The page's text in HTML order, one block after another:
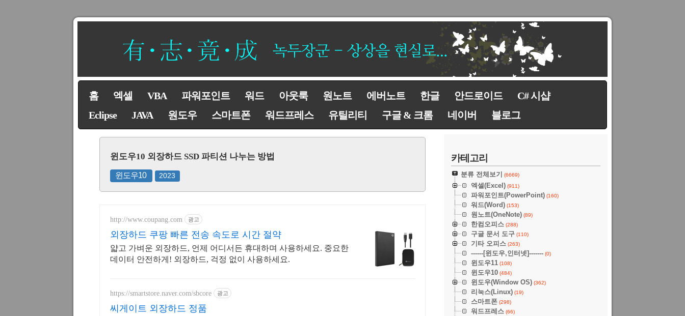
홈 엑셀 VBA 파워포인트 워드 아웃룩 원노트 에버노트 한글 안드로이드
C# 시샵
Eclipse
JAVA 원도우 스마트폰 워드프레스 유틸리티 구글 & 크롬 네이버 블로그
윈도우10 외장하드 SSD 파티션 나누는 방법
윈도우10 2023
http://www.coupang.com 광고
외장하드 쿠팡 빠른 전송 속도로 시간 절약
얇고 가벼운 외장하드, 언제 어디서든 휴대하며 사용하세요. 중요한
데이터 안전하게! 외장하드, 걱정 없이 사용하세요.
https://smartstore.naver.com/sbcore 광고
씨게이트 외장하드 정품
카테고리
분류 전체보기 (6669)
엑셀(Excel) (911)
파워포인트(PowerPoint) (160)
워드(Word) (153)
원노트(OneNote) (89)
한컴오피스 (288)
구글 문서 도구 (110)
기타 오피스 (263)
------[윈도우,인터넷]------- (0)
윈도우11 (108)
윈도우10 (484)
윈도우(Window OS) (362)
리눅스(Linux) (19)
스마트폰 (298)
워드프레스 (66)